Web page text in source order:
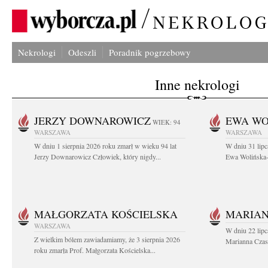
Nekrologi Odeszli Poradnik pogrzebowy
Inne nekrologi
JERZY DOWNAROWICZ WIEK: 94
WARSZAWA
W dniu 1 sierpnia 2026 roku zmarł w wieku 94 lat
Jerzy Downarowicz Człowiek, który nigdy...
EWA
WARSZAWA
W dniu 31
Ewa
MAŁGORZATA KOŚCIELSKA
WARSZAWA
Z wielkim bólem zawiadamiamy, że 3 sierpnia 2026
roku zmarła Prof. Małgorzata Kościelska...
W dniu 22
Marianna